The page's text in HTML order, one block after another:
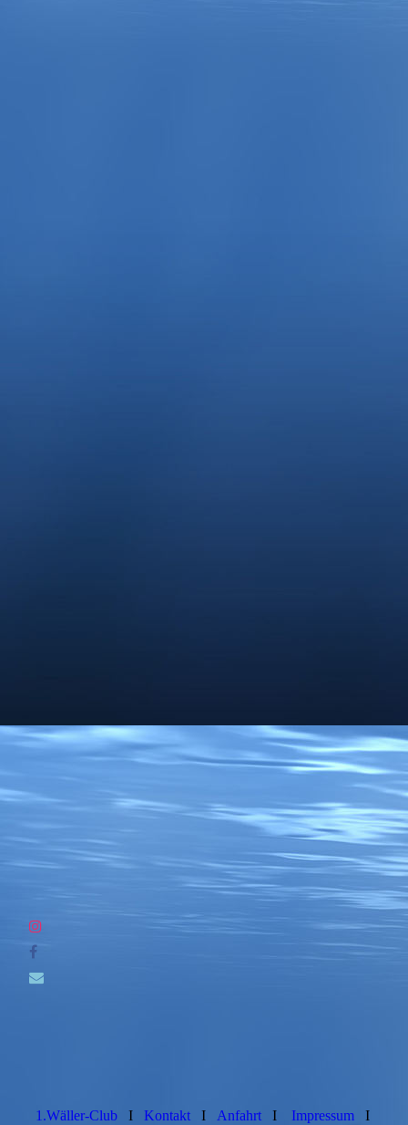
Cooper zieht zu Liesel und Rainer nach Rheine
1.Wäller-ClubI KontaktI AnfahrtI ImpressumI